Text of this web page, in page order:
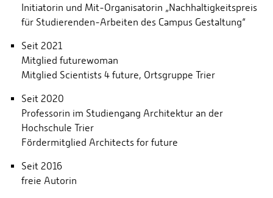
Initiatorin und Mit-Organisatorin „Nachhaltigkeitspreis
für Studierenden-Arbeiten des Campus Gestaltung“
Seit 2021
Mitglied futurewoman
Mitglied Scientists 4 future, Ortsgruppe Trier
Seit 2020
Professorin im Studiengang Architektur an der
Hochschule Trier
Fördermitglied Architects for future
Seit 2016
freie Autorin